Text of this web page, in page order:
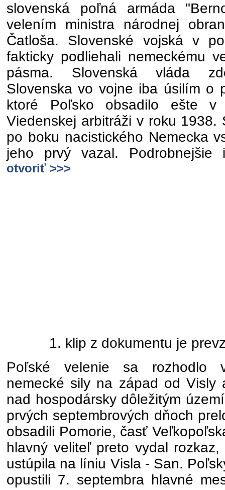
slovenská poľná armáda
velením ministra národnej
Čatloša. Slovenské vojská v
fakticky podliehali nemeckému
pásma. Slovenská vláda
Slovenska vo vojne iba úsilím o
ktoré Poľsko obsadilo ešte
Viedenskej arbitráži v roku 1938.
po boku nacistického Nemecka
jeho prvý vazal.
otvoriť >>>
1. klip z dokumentu je
Poľské velenie sa rozhodlo
nemecké sily na západ od Visly
nad hospodársky dôležitým
prvých septembrových dňoch
obsadili Pomorie, časť
hlavný veliteľ preto vydal
ustúpila na líniu Visla - San.
opustili 7. septembra hlavné